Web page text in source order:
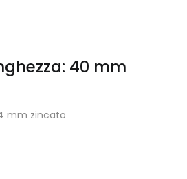
40 mm
mm zincato